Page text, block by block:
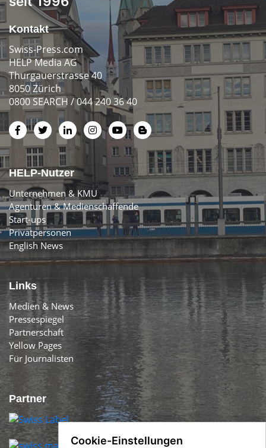
Kontakt
Swiss-Press.com
HELP Media AG
Thurgauerstrasse 40
8050 Zürich
0800 SEARCH / 044 240 36 40
HELP-Nutzer
Unternehmen & KMU
Agenturen & Medienschaffende
Start-ups
Privatpersonen
English News
Links
Medien & News
Pressespiegel
Partnerschaft
Yellow Pages
Für Journalisten
Partner
Cookie-Einstellungen